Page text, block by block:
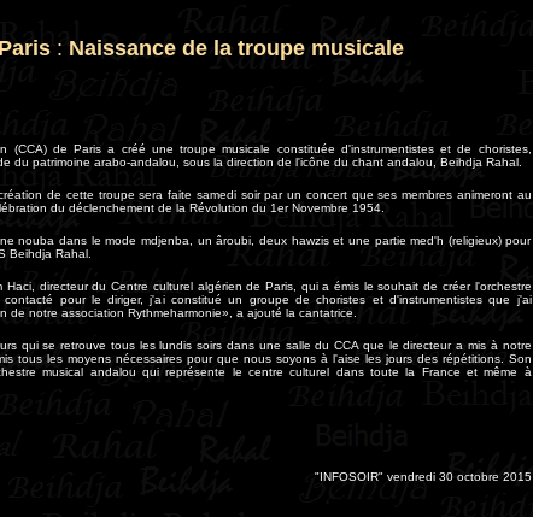
: Naissance de la troupe musicale
(CCA) de Paris a créé une troupe musicale constituée d'instrumentistes et de choristes,
du patrimoine arabo-andalou, sous la direction de l'icône du chant andalou, Beihdja Rahal.
de cette troupe sera faite samedi soir par un concert que ses membres animeront au
du déclenchement de la Révolution du 1er Novembre 1954.
nouba dans le mode mdjenba, un âroubi, deux hawzis et une partie med'h (religieux) pour
Beihdja Rahal.
Haci, directeur du Centre culturel algérien de Paris, qui a émis le souhait de créer l'orchestre
pour le diriger, j'ai constitué un groupe de choristes et d'instrumentistes que j'ai
de notre association Rythmeharmonie», a ajouté la cantatrice.
qui se retrouve tous les lundis soirs dans une salle du CCA que le directeur a mis à notre
tous les moyens nécessaires pour que nous soyons à l'aise les jours des répétitions. Son
musical andalou qui représente le centre culturel dans toute la France et même à
"INFOSOIR" vendredi 30 octobre 2015